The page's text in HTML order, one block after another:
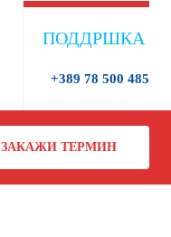
ПОДДРШКА
+389 78 500 485
ЗАКАЖИ ТЕРМИН